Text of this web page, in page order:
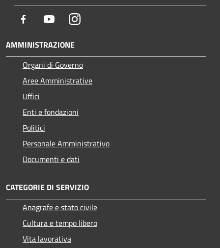
Facebook YoutubeInstagram
AMMINISTRAZIONE
Organi di Governo
Aree Amministrative
Uffici
Enti e fondazioni
Politici
Personale Amministrativo
Documenti e dati
CATEGORIE DI SERVIZIO
Anagrafe e stato civile
Cultura e tempo libero
Vita lavorativa